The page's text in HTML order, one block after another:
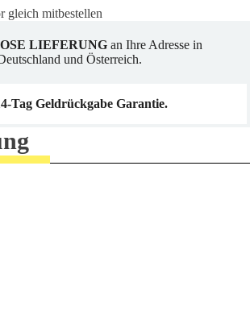
gleich mitbestellen
LIEFERUNGan Ihre Adresse in
und Österreich.
Tag Geldrückgabe Garantie.